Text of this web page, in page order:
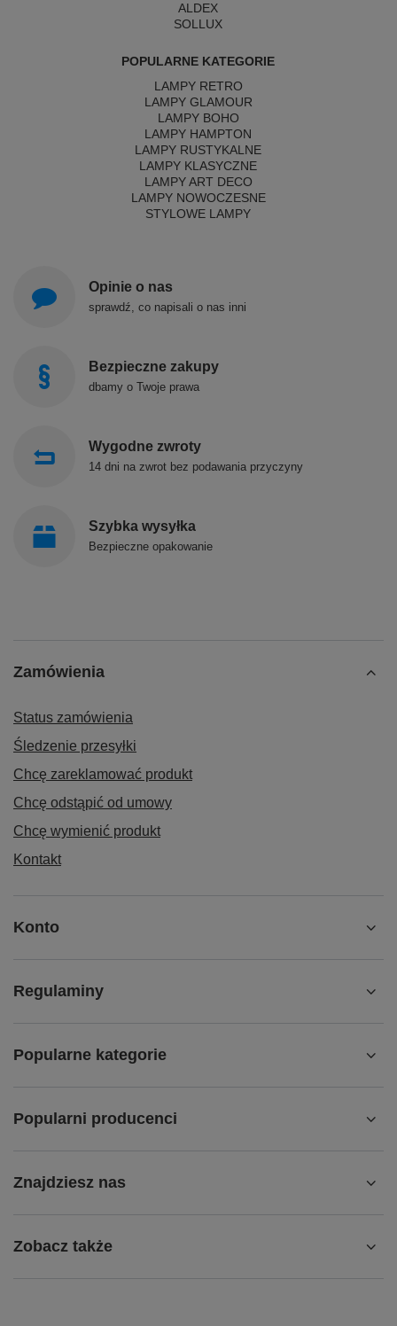
ALDEX
SOLLUX
POPULARNE KATEGORIE
LAMPY RETRO
LAMPY GLAMOUR
LAMPY BOHO
LAMPY HAMPTON
LAMPY RUSTYKALNE
LAMPY KLASYCZNE
LAMPY ART DECO
LAMPY NOWOCZESNE
STYLOWE LAMPY
Opinie o nas
sprawdź, co napisali o nas inni
Bezpieczne zakupy
dbamy o Twoje prawa
Wygodne zwroty
14 dni na zwrot bez podawania przyczyny
Szybka wysyłka
Bezpieczne opakowanie
Zamówienia
Status zamówienia
Śledzenie przesyłki
Chcę zareklamować produkt
Chcę odstąpić od umowy
Chcę wymienić produkt
Kontakt
Konto
Regulaminy
Popularne kategorie
Popularni producenci
Znajdziesz nas
Zobacz także